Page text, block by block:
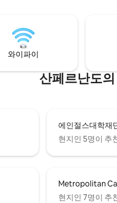
이 되지 않습니다. 얼음은 포함되지 않
얼음 공장은 1km 이내에 있습니다. 아래에
서 자세히 알아보기
와이파이
산페르난도
에인절스대학재
현지인 5명이 추
Metropolitan
현지인 7명이 추